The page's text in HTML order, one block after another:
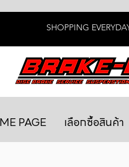
SHOPPING
PAGE เลือกซื้อสินค้า